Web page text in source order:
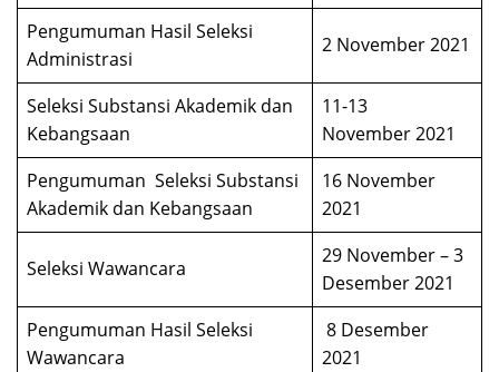
Pengumuman Hasil Seleksi
Administrasi
2 November 2021
Seleksi Substansi Akademik dan
Kebangsaan
11-13
November 2021
Pengumuman Seleksi Substansi
Akademik dan Kebangsaan
16 November
2021
Seleksi Wawancara
29 November – 3
Desember 2021
Pengumuman Hasil Seleksi
Wawancara
8 Desember
2021